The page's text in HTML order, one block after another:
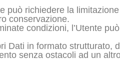
può richiedere la
conservazione.
condizioni, l’Utente
Dati in formato strutturato,
senza ostacoli ad un